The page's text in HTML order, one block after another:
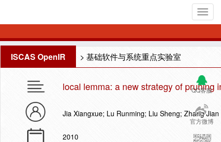
ISCAS OpenIR > 基础软件与系统重点实验室
QQ客服
官方微博
local lemma: a new strategy of pruning
Jia Xiangxue; Lu Runming; Liu Sheng; Zhang Jian
2010